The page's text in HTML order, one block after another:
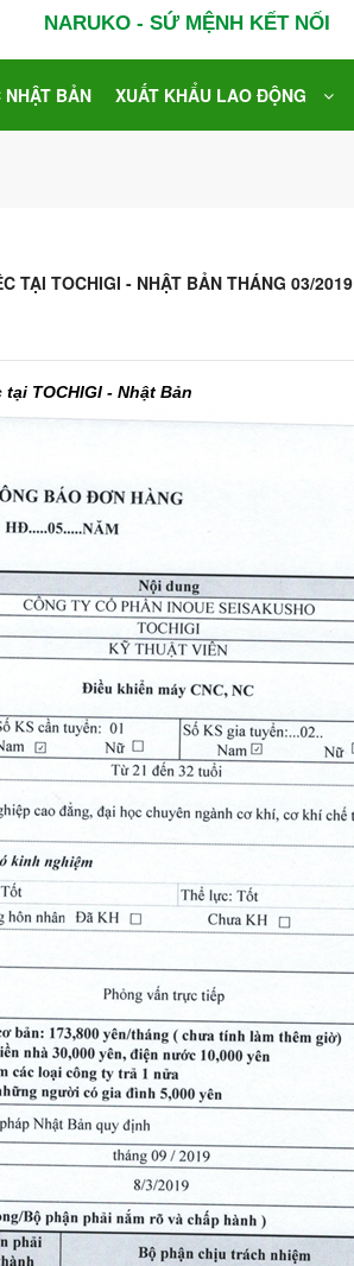
NARUKO - SỨ MỆNH KẾT NỐI
NHẬT BẢN XUẤT KHẨU LAO ĐỘNG
TẠI TOCHIGI - NHẬT BẢN THÁNG 03/2019
TOCHIGI - Nhật Bản